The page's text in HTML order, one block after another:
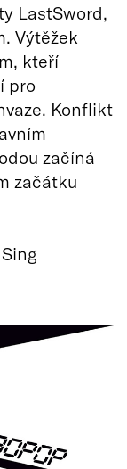
LastSword,
Výtěžek
kteří
pro
Konflikt
začíná
začátku